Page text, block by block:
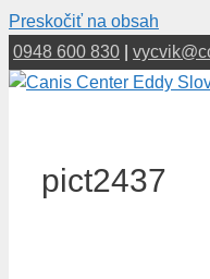
Preskočiť na obsah
0948 600 830
pict2437